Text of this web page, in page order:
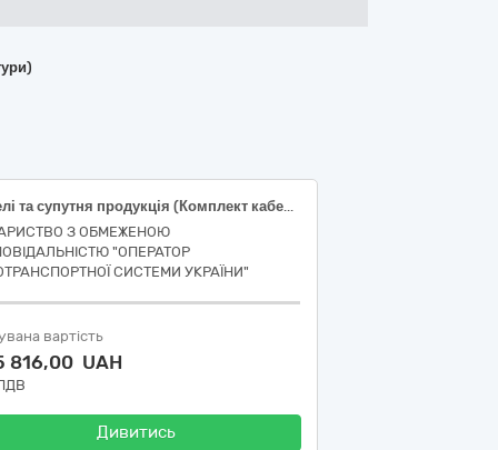
Кабелі та супутня продукція (Комплект кабелю нагрівального саморегульованого)
З ОБМЕЖЕНОЮ
"ОПЕРАТОР
СИСТЕМИ УКРАЇНИ"
вартість
816,00 UAH
Дивитись